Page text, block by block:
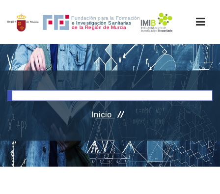
INICIO
INVESTIGACIÓN
RRHH
Inicio